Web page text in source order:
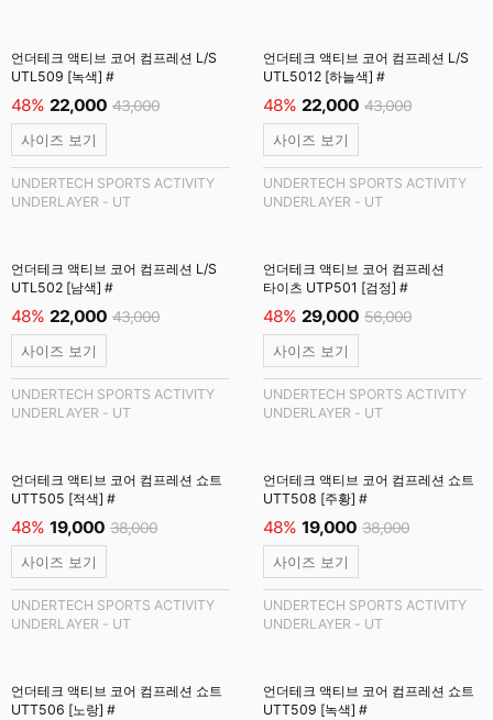
언더테크 액티브 코어 컴프레션 L/S
UTL509 [녹색] #
48% 22,000 43,000
사이즈 보기
UNDERTECH SPORTS ACTIVITY
UNDERLAYER - UT
언더테크 액티브 코어 컴프레션 L/S
UTL5012 [하늘색] #
48% 22,000 43,000
사이즈 보기
UNDERTECH SPORTS ACTIVITY
UNDERLAYER - UT
언더테크 액티브 코어 컴프레션 L/S
UTL502 [남색] #
48% 22,000 43,000
사이즈 보기
UNDERTECH SPORTS ACTIVITY
UNDERLAYER - UT
언더테크 액티브 코어 컴프레션
타이츠 UTP501 [검정] #
48% 29,000 56,000
사이즈 보기
UNDERTECH SPORTS ACTIVITY
UNDERLAYER - UT
언더테크 액티브 코어 컴프레션 쇼트
UTT505 [적색] #
48% 19,000 38,000
사이즈 보기
UNDERTECH SPORTS ACTIVITY
UNDERLAYER - UT
언더테크 액티브 코어 컴프레션 쇼트
UTT508 [주황] #
48% 19,000 38,000
사이즈 보기
UNDERTECH SPORTS ACTIVITY
UNDERLAYER - UT
언더테크 액티브 코어 컴프레션 쇼트
UTT506 [노랑] #
언더테크 액티브 코어 컴프레션 쇼트
UTT509 [녹색] #